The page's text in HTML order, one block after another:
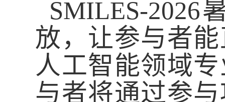
SMILES-2026
放 ， 让参与者能
人工智能领域
与者将通过参